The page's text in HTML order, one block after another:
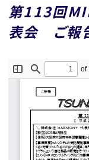
第113回
表会 ご報